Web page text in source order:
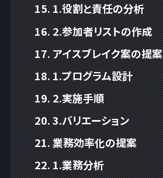
1.役割と責任の分析
2.参加者リストの作成
アイスブレイク案の提案
1.プログラム設計
2.実施手順
3.バリエーション
業務効率化の提案
1.業務分析